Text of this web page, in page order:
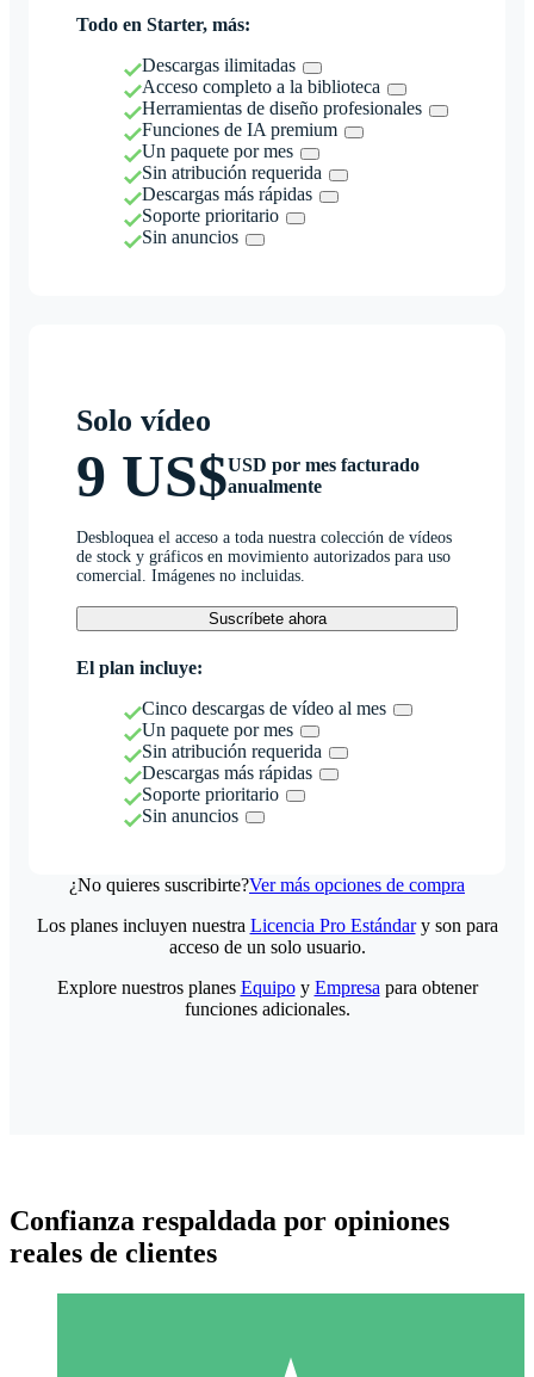
Todo en Starter, más:
Descargas ilimitadas
Acceso completo a la biblioteca
Herramientas de diseño profesionales
Funciones de IA premium
Un paquete por mes
Sin atribución requerida
Descargas más rápidas
Soporte prioritario
Sin anuncios
Solo vídeo
9 US$USD por mes facturado
anualmente
Desbloquea el acceso a toda nuestra colección de vídeos
de stock y gráficos en movimiento autorizados para uso
comercial. Imágenes no incluidas.
Suscríbete ahora
El plan incluye:
Cinco descargas de vídeo al mes
Un paquete por mes
Sin atribución requerida
Descargas más rápidas
Soporte prioritario
Sin anuncios
¿No quieres suscribirte?Ver más opciones de compra
Los planes incluyen nuestra Licencia Pro Estándary son para
acceso de un solo usuario.
Explore nuestros planes Equipoy Empresa para obtener
funciones adicionales.
Confianza respaldada por opiniones
reales de clientes